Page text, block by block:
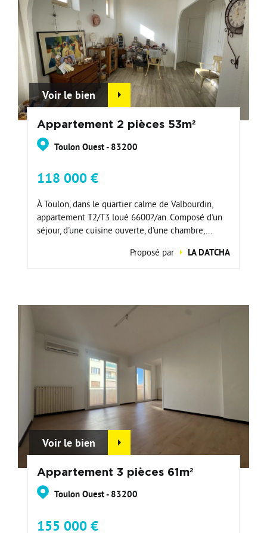
Voir le bien
Appartement 2 pièces 53m²
Toulon Ouest - 83200
118 000 €
À Toulon, dans le quartier calme de Valbourdin,
appartement T2/T3 loué 6600?/an. Composé d'un
séjour, d'une cuisine ouverte, d'une chambre,...
Proposé par
LA DATCHA
Voir le bien
Appartement 3 pièces 61m²
Toulon Ouest - 83200
155 000 €